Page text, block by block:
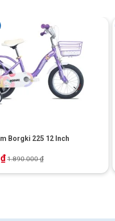
Sau khi bé
Borgki 225 12 Inch
₫1.890.000₫